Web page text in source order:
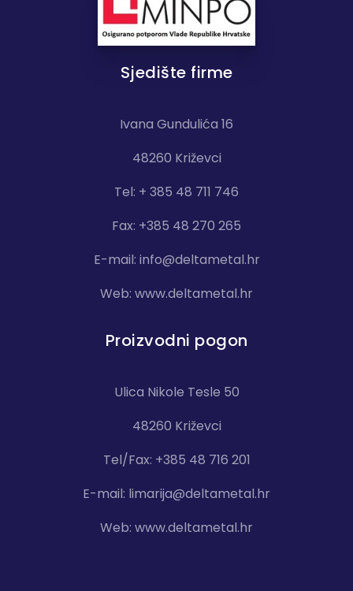
Sjedište firme
Ivana Gundulića 16
48260 Križevci
Tel: + 385 48 711 746
Fax: +385 48 270 265
E-mail: info@deltametal.hr
Web: www.deltametal.hr
Proizvodni pogon
Ulica Nikole Tesle 50
48260 Križevci
Tel/Fax: +385 48 716 201
E-mail: limarija@deltametal.hr
Web: www.deltametal.hr